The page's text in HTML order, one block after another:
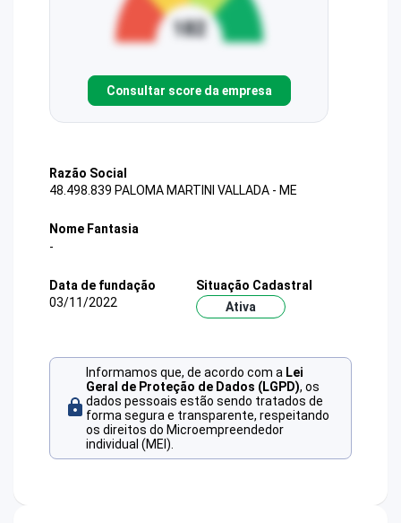
Consultar score da empresa
Razão Social
48.498.839 PALOMA MARTINI VALLADA - ME
Nome Fantasia
-
Data de fundação
03/11/2022
Situação Cadastral
Ativa
Informamos que, de acordo com a Lei
Geral de Proteção de Dados (LGPD), os
dados pessoais estão sendo tratados de
forma segura e transparente, respeitando
os direitos do Microempreendedor
individual (MEI).